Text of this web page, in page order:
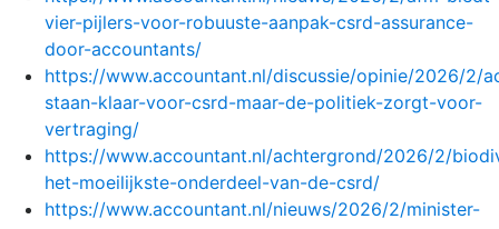
vier-pijlers-voor-robuuste-aanpak-csrd-assurance-
door-accountants/
https://www.accountant.nl/discussie/opinie/2026/2/
staan-klaar-voor-csrd-maar-de-politiek-zorgt-voor-
vertraging/
https://www.accountant.nl/achtergrond/2026/2/
het-moeilijkste-onderdeel-van-de-csrd/
https://www.accountant.nl/nieuws/2026/2/minister-